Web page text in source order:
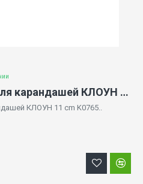
Плюшевый стакан для карандашей КЛОУН 11 cm K0765
КЛОУН 11 cm K0765..